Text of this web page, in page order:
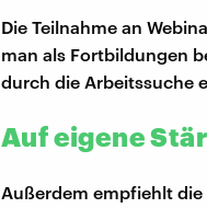
Die Teilnahme an
man als Fortbildungen
durch die Arbeitssuche
Auf eigene
Außerdem empfiehlt